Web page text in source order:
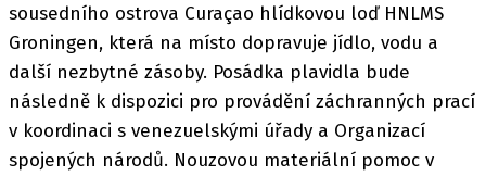
sousedního ostrova Curaçao hlídkovou loď HNLMS
Groningen, která na místo dopravuje jídlo, vodu a
další nezbytné zásoby. Posádka plavidla bude
následně k dispozici pro provádění záchranných prací
v koordinaci s venezuelskými úřady a Organizací
spojených národů. Nouzovou materiální pomoc v